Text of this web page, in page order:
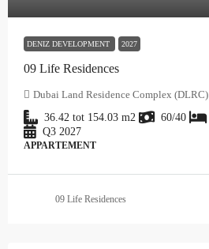
DENIZ DEVELOPMENT 2027
09 Life Residences
Dubai Land Residence Complex (DLRC)
36.42 tot 154.03 m2 60/40
Q3 2027
APPARTEMENT
09 Life Residences